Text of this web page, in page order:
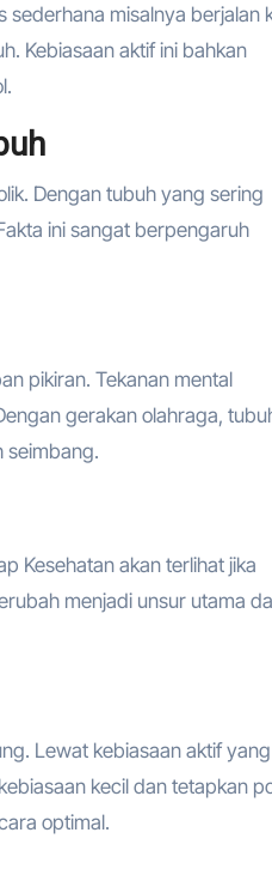
misalnya berjalan
Kebiasaan aktif ini bahkan
Dengan tubuh yang sering
ini sangat berpengaruh
pikiran. Tekanan mental
gerakan olahraga,
seimbang.
Kesehatan akan terlihat jika
menjadi unsur utama
Lewat kebiasaan aktif yang
kecil dan tetapkan
optimal.